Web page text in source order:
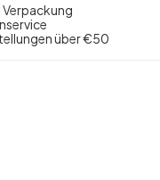
über €50